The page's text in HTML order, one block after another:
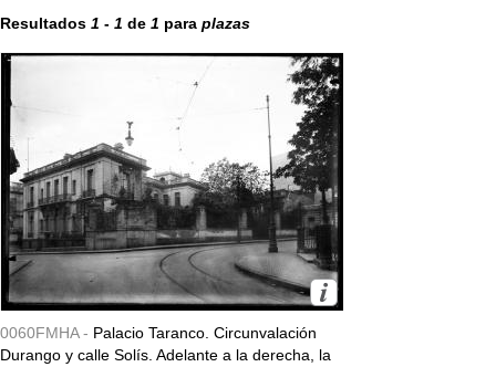
Resultados 1 - 1 de 1 para plazas
0060FMHA - Palacio Taranco. Circunvalación
Durango y calle Solís. Adelante a la derecha, la